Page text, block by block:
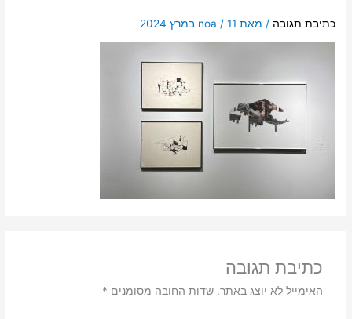
כתיבת תגובה / מאת noa / 11 במרץ 2024
כתיבת תגובה
האימייל לא יוצג באתר. שדות החובה מסומנים *